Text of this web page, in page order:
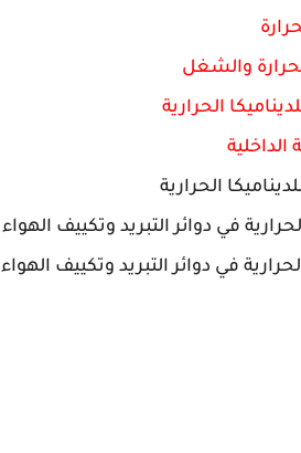
والشغل
الحرارية
الداخلية
الحرارية
في دوائر التبريد وتكييف الهواء
في دوائر التبريد وتكييف الهواء